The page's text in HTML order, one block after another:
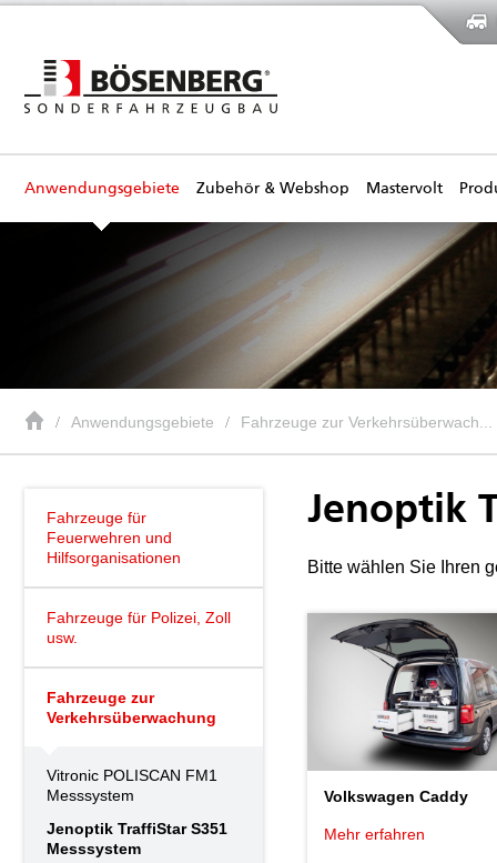
Anwendungsgebiete Zubehör & Webshop Mastervolt
Anwendungsgebiete Fahrzeuge zur Verkehrsüberwach...
Fahrzeuge für
Feuerwehren und
Hilfsorganisationen
Fahrzeuge für Polizei, Zoll
usw.
Fahrzeuge zur
Verkehrsüberwachung
Vitronic POLISCAN FM1
Messsystem
Jenoptik TraffiStar S351
Messsystem
Jenoptik
Bitte wählen Sie Ihren
Volkswagen Caddy
Mehr erfahren